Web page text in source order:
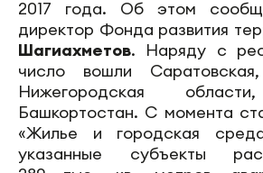
2017 года. Об этом
директор Фонда развития
Шагиахметов. Наряду с
число вошли
Нижегородская
Башкортостан. С момента
«Жилье и городская
указанные субъекты